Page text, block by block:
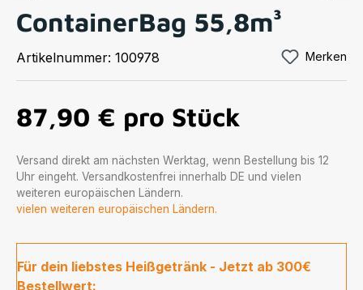
ContainerBag 55,8m³
Artikelnummer: 100978 Merken
87,90 € pro Stück
Versand direkt am nächsten Werktag, wenn Bestellung bis 12
Uhr eingeht. Versandkostenfrei innerhalb DE und vielen
weiteren europäischen Ländern.
vielen weiteren europäischen Ländern.
Für dein liebstes Heißgetränk - Jetzt ab 300€
Bestellwert: